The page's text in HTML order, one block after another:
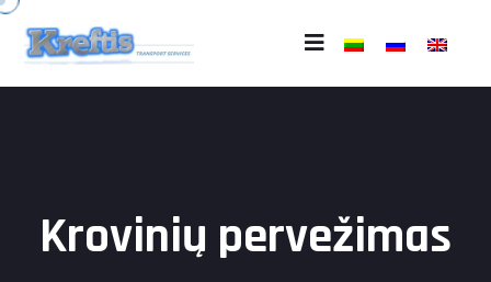
Krovinių pervežimas